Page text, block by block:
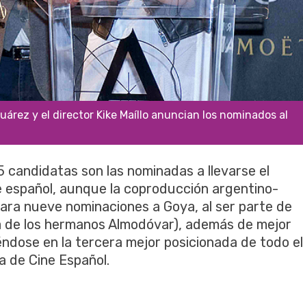
y el director Kike Maíllo anuncian los nominados al
son las nominadas a llevarse el
aunque la coproducción argentino-
nueve nominaciones a Goya, al ser parte de
los hermanos Almodóvar), además de mejor
en la tercera mejor posicionada de todo el
de Cine Español.